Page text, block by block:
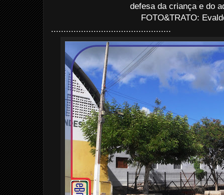
defesa da criança e do
FOTO&TRATO:
................................................